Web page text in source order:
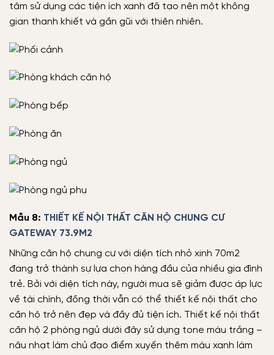
tâm sử dụng các tiện ích xanh đã tạo nên một không
gian thanh khiết và gần gũi với thiên nhiên.
Mẫu 8: THIẾT KẾ NỘI THẤT CĂN HỘ CHUNG CƯ
GATEWAY 73.9M2
Những căn hộ chung cư với diện tích nhỏ xinh 70m2
đang trở thành sự lựa chọn hàng đầu của nhiều gia đình
trẻ. Bởi với diện tích này, người mua sẽ giảm được áp lực
về tài chính, đồng thời vẫn có thể thiết kế nội thất cho
căn hộ trở nên đẹp và đầy đủ tiện ích. Thiết kế nội thất
căn hộ 2 phòng ngủ dưới đây sử dụng tone màu trắng –
nâu nhạt làm chủ đạo điểm xuyến thêm màu xanh làm